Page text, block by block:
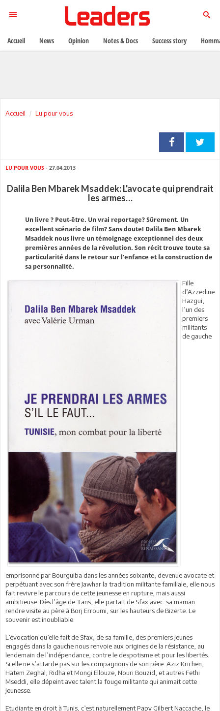
Accueil Lu pour vous
LU POUR VOUS - 27.04.2013
Dalila Ben Mbarek Msaddek: L'avocate qui prendrait
les armes…
Un livre ? Peut-être. Un vrai reportage? Sûrement. Un
excellent scénario de film? Sans doute! Dalila Ben Mbarek
Msaddek nous livre un témoignage exceptionnel des deux
premières années de la révolution. Son récit trouve toute sa
particularité dans le retour sur l’enfance et la construction de
sa personnalité.
Fille
d’Azzedine
Hazgui,
l’un des
premiers
militants
de gauche
emprisonné par Bourguiba dans les années soixante, devenue avocate et
perpétuant avec son frère Jawhar la tradition militante familiale, elle nous
fait revivre le parcours de cette jeunesse en rupture, mais aussi
ambitieuse. Dès l’âge de 3 ans, elle partait de Sfax avec sa maman
rendre visite au père à Borj Erroumi, sur les hauteurs de Bizerte. Le
souvenir est inoubliable.
L’évocation qu’elle fait de Sfax, de sa famille, des premiers jeunes
engagés dans la gauche nous renvoie aux origines de la résistance, au
lendemain de l’indépendance, contre le despotisme et pour les libertés.
Si elle ne s’attarde pas sur les compagnons de son père: Aziz Krichen,
Hatem Zeghal, Ridha et Mongi Ellouze, Nouri Bouzid, et autres Fethi
Mseddi, elle dépeint avec talent la fouge militante qui animait cette
jeunesse.
Etudiante en droit à Tunis, c’est naturellement Papy Gilbert Naccache, le
Accueil News Opinion Notes & Docs Success story